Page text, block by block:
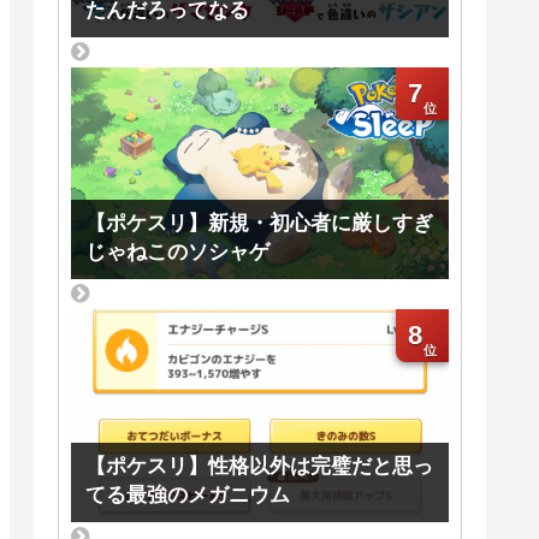
たんだろってなる
7
【ポケスリ】新規・初心者に厳しすぎ
じゃねこのソシャゲ
8
【ポケスリ】性格以外は完璧だと思っ
てる最強のメガニウム